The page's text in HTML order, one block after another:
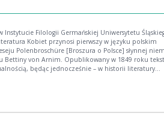
Filologii Germańskiej Uniwersytetu
Kobiet przynosi pierwszy w języku polskim
Polenbroschüre [Broszura o Polsce] słynnej
Bettiny von Arnim. Opublikowany w 1849 roku
będąc jednocześnie – w historii literatury
Polsce, wybranym problemom translacji oraz